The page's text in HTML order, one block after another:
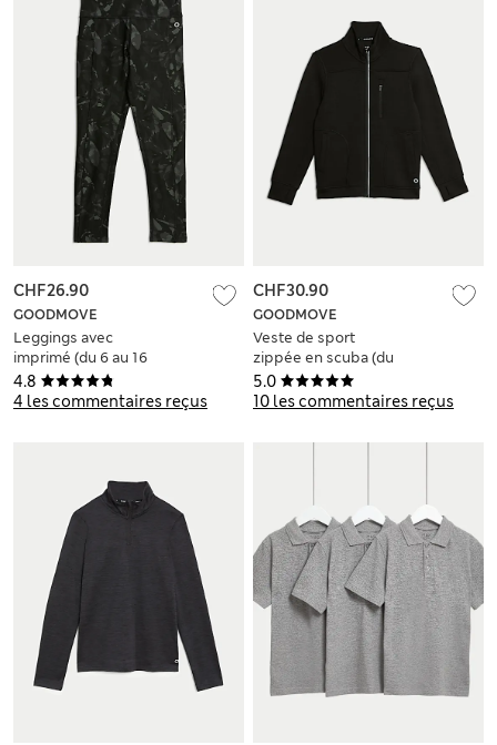
4.8
4 les commentaires reçus
GOODMOVE
Leggings avec
imprimé (du 6 au 16
ans)
CHF26.90
5.0
10 les commentaires reçus
GOODMOVE
Veste de sport
zippée en scuba (du
6 au 16 ans)
CHF30.90